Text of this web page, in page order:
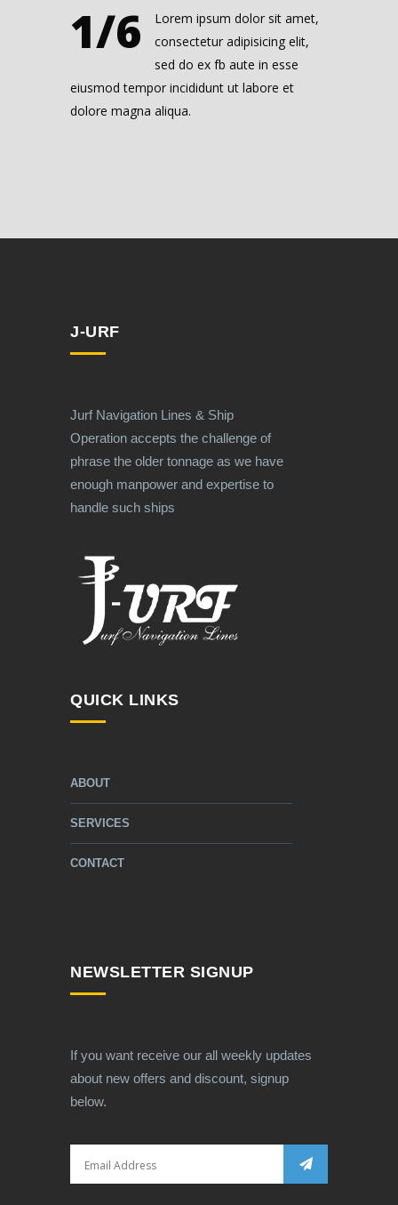
1/6
Lorem ipsum dolor sit amet,
consectetur adipisicing elit,
sed do ex fb aute in esse
eiusmod tempor incididunt ut labore et
dolore magna aliqua.
J-URF
Jurf Navigation Lines & Ship
Operation accepts the challenge of
phrase the older tonnage as we have
enough manpower and expertise to
handle such ships
QUICK LINKS
ABOUT
SERVICES
CONTACT
NEWSLETTER SIGNUP
If you want receive our all weekly updates
about new offers and discount, signup
below.